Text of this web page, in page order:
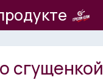
сгущенкой